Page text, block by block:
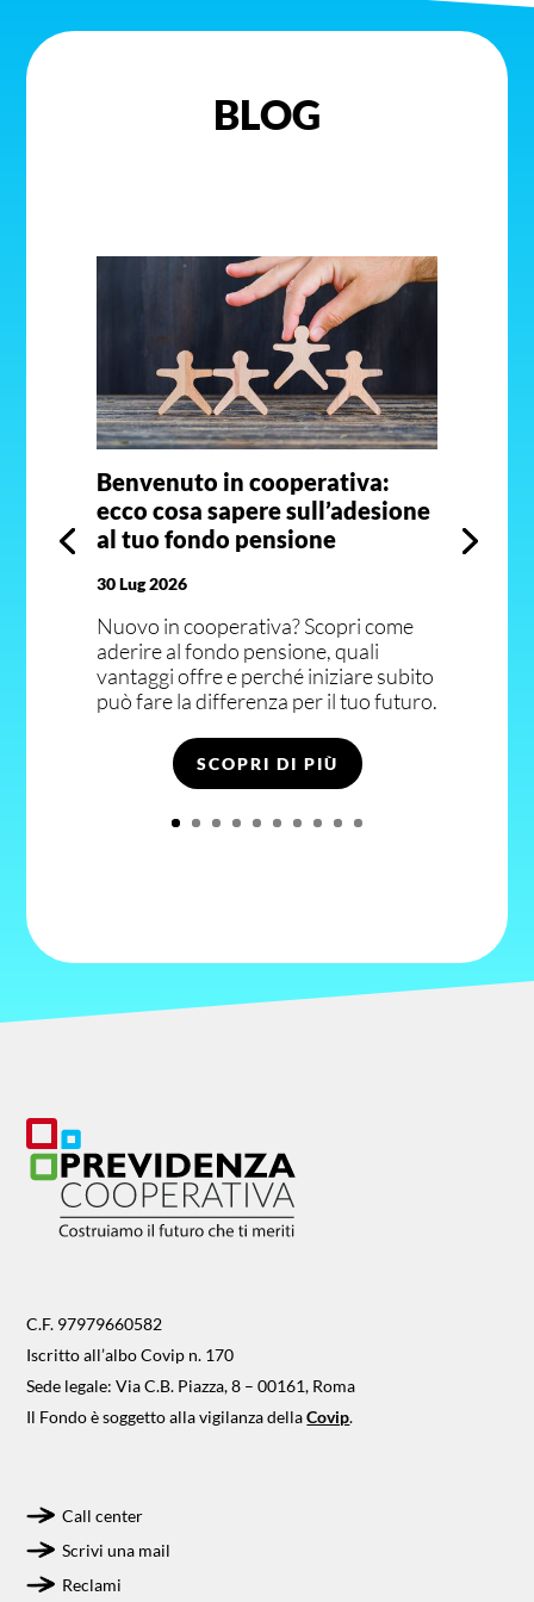
BLOG
Benvenuto in cooperativa:
ecco cosa sapere sull’adesione
al tuo fondo pensione
30 Lug 2026
Nuovo in cooperativa? Scopri come
aderire al fondo pensione, quali
vantaggi offre e perché iniziare subito
può fare la differenza per il tuo futuro.
SCOPRI DI PIÙ
C.F. 97979660582
Iscritto all’albo Covip n. 170
Sede legale: Via C.B. Piazza, 8 – 00161, Roma
Il Fondo è soggetto alla vigilanza dellaCovip.
Call center
Scrivi una mail
Reclami